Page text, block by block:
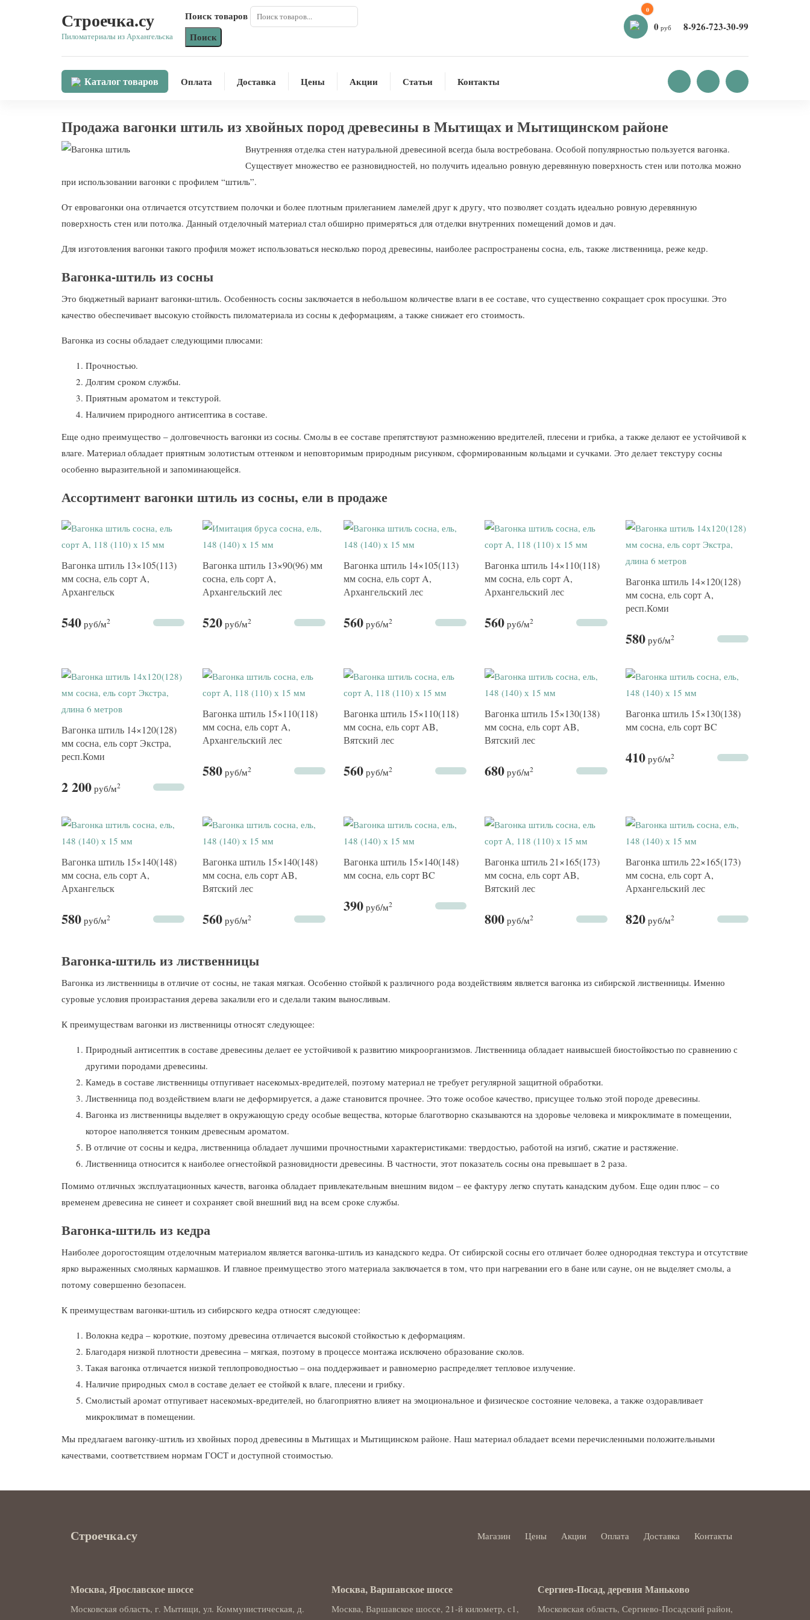
Строечка.су
Пиломатериалы из Архангельска
Поиск товаров
Поиск
0
0 руб 8-926-723-30-99
Каталог товаров Оплата Доставка Цены Акции Статьи Контакты
Продажа вагонки штиль из хвойных пород древесины в Мытищах и Мытищинском районе
Внутренняя отделка стен натуральной древесиной всегда была востребована. Особой популярностью пользуется вагонка.
Существует множество ее разновидностей, но получить идеально ровную деревянную поверхность стен или потолка можно
при использовании вагонки с профилем “штиль”.
От евровагонки она отличается отсутствием полочки и более плотным прилеганием ламелей друг к другу, что позволяет создать идеально ровную деревянную
поверхность стен или потолка. Данный отделочный материал стал обширно примеряться для отделки внутренних помещений домов и дач.
Для изготовления вагонки такого профиля может использоваться несколько пород древесины, наиболее распространены сосна, ель, также лиственница, реже кедр.
Вагонка-штиль из сосны
Это бюджетный вариант вагонки-штиль. Особенность сосны заключается в небольшом количестве влаги в ее составе, что существенно сокращает срок просушки. Это
качество обеспечивает высокую стойкость пиломатериала из сосны к деформациям, а также снижает его стоимость.
Вагонка из сосны обладает следующими плюсами:
Прочностью.
Долгим сроком службы.
Приятным ароматом и текстурой.
Наличием природного антисептика в составе.
Еще одно преимущество – долговечность вагонки из сосны. Смолы в ее составе препятствуют размножению вредителей, плесени и грибка, а также делают ее устойчивой к
влаге. Материал обладает приятным золотистым оттенком и неповторимым природным рисунком, сформированным кольцами и сучками. Это делает текстуру сосны
особенно выразительной и запоминающейся.
Ассортимент вагонки штиль из сосны, ели в продаже
Вагонка штиль 13×105(113)
мм сосна, ель сорт A,
Архангельск
540 руб/м2
Вагонка штиль 13×90(96) мм
сосна, ель сорт A,
Архангельский лес
520 руб/м2
Вагонка штиль 14×105(113)
мм сосна, ель сорт A,
Архангельский лес
560 руб/м2
Вагонка штиль 14×110(118)
мм сосна, ель сорт A,
Архангельский лес
560 руб/м2
Вагонка штиль 14×120(128)
мм сосна, ель сорт A,
респ.Коми
580 руб/м2
Вагонка штиль 14×120(128)
мм сосна, ель сорт Экстра,
респ.Коми
2 200 руб/м2
Вагонка штиль 15×110(118)
мм сосна, ель сорт A,
Архангельский лес
580 руб/м2
Вагонка штиль 15×110(118)
мм сосна, ель сорт AB,
Вятский лес
560 руб/м2
Вагонка штиль 15×130(138)
мм сосна, ель сорт AB,
Вятский лес
680 руб/м2
Вагонка штиль 15×130(138)
мм сосна, ель сорт BC
410 руб/м2
Вагонка штиль 15×140(148)
мм сосна, ель сорт A,
Архангельск
580 руб/м2
Вагонка штиль 15×140(148)
мм сосна, ель сорт AB,
Вятский лес
560 руб/м2
Вагонка штиль 15×140(148)
мм сосна, ель сорт BC
390 руб/м2
Вагонка штиль 21×165(173)
мм сосна, ель сорт AB,
Вятский лес
800 руб/м2
Вагонка штиль 22×165(173)
мм сосна, ель сорт A,
Архангельский лес
820 руб/м2
Вагонка-штиль из лиственницы
Вагонка из лиственницы в отличие от сосны, не такая мягкая. Особенно стойкой к различного рода воздействиям является вагонка из сибирской лиственницы. Именно
суровые условия произрастания дерева закалили его и сделали таким выносливым.
К преимуществам вагонки из лиственницы относят следующее:
Природный антисептик в составе древесины делает ее устойчивой к развитию микроорганизмов. Лиственница обладает наивысшей биостойкостью по сравнению с
другими породами древесины.
Камедь в составе лиственницы отпугивает насекомых-вредителей, поэтому материал не требует регулярной защитной обработки.
Лиственница под воздействием влаги не деформируется, а даже становится прочнее. Это тоже особое качество, присущее только этой породе древесины.
Вагонка из лиственницы выделяет в окружающую среду особые вещества, которые благотворно сказываются на здоровье человека и микроклимате в помещении,
которое наполняется тонким древесным ароматом.
В отличие от сосны и кедра, лиственница обладает лучшими прочностными характеристиками: твердостью, работой на изгиб, сжатие и растяжение.
Лиственница относится к наиболее огнестойкой разновидности древесины. В частности, этот показатель сосны она превышает в 2 раза.
Помимо отличных эксплуатационных качеств, вагонка обладает привлекательным внешним видом – ее фактуру легко спутать канадским дубом. Еще один плюс – со
временем древесина не синеет и сохраняет свой внешний вид на всем сроке службы.
Вагонка-штиль из кедра
Наиболее дорогостоящим отделочным материалом является вагонка-штиль из канадского кедра. От сибирской сосны его отличает более однородная текстура и отсутствие
ярко выраженных смоляных кармашков. И главное преимущество этого материала заключается в том, что при нагревании его в бане или сауне, он не выделяет смолы, а
потому совершенно безопасен.
К преимуществам вагонки-штиль из сибирского кедра относят следующее:
Волокна кедра – короткие, поэтому древесина отличается высокой стойкостью к деформациям.
Благодаря низкой плотности древесина – мягкая, поэтому в процессе монтажа исключено образование сколов.
Такая вагонка отличается низкой теплопроводностью – она поддерживает и равномерно распределяет тепловое излучение.
Наличие природных смол в составе делает ее стойкой к влаге, плесени и грибку.
Смолистый аромат отпугивает насекомых-вредителей, но благоприятно влияет на эмоциональное и физическое состояние человека, а также оздоравливает
микроклимат в помещении.
Мы предлагаем вагонку-штиль из хвойных пород древесины в Мытищах и Мытищинском районе. Наш материал обладает всеми перечисленными положительными
качествами, соответствием нормам ГОСТ и доступной стоимостью.
Строечка.су Магазин Цены Акции Оплата Доставка Контакты
Москва, Ярославское шоссе
Московская область, г. Мытищи, ул. Коммунистическая, д.
Москва, Варшавское шоссе
Москва, Варшавское шоссе, 21-й километр, с1,
Сергиев-Посад, деревня Маньково
Московская область, Сергиево-Посадский район,